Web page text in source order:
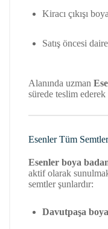
Kiracı çıkışı
Satış öncesi
Alanında uzman
sürede teslim ederek
Esenler Tüm
Esenler boya
aktif olarak
semtler şunlardır:
Davutpaşa